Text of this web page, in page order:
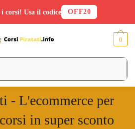
0
- L'ecommerce per
in super sconto
corsi! Usa il codice OFF20